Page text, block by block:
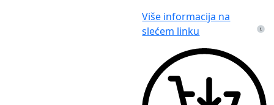
Više informacija na
slećem linku